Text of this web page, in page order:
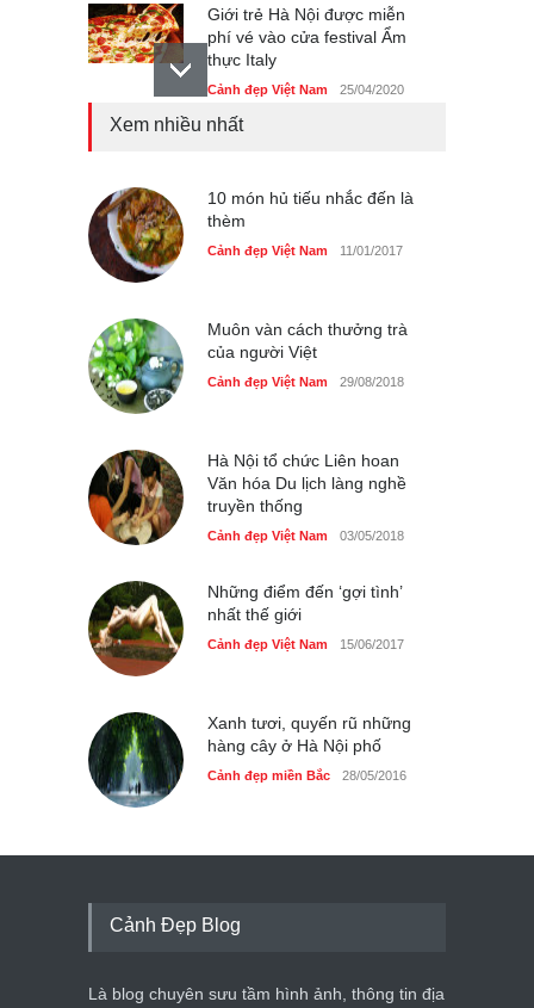
Giới trẻ Hà Nội được miễn
phí vé vào cửa festival Ẩm
thực Italy
Cảnh đẹp Việt Nam 25/04/2020
Cảnh đẹp Việt Nam 25/04/2020
Bán đảo Sơn Trà sẽ là khu
Xem nhiều nhất
10 món hủ tiếu nhắc đến là
thèm
Cảnh đẹp Việt Nam 11/01/2017
Muôn vàn cách thưởng trà
của người Việt
Cảnh đẹp Việt Nam 29/08/2018
Hà Nội tổ chức Liên hoan
Văn hóa Du lịch làng nghề
truyền thống
Cảnh đẹp Việt Nam 03/05/2018
Những điểm đến ‘gợi tình’
nhất thế giới
Cảnh đẹp Việt Nam 15/06/2017
Xanh tươi, quyến rũ những
hàng cây ở Hà Nội phố
Cảnh đẹp miền Bắc 28/05/2016
Cảnh Đẹp Blog
Là blog chuyên sưu tầm hình ảnh, thông tin địa